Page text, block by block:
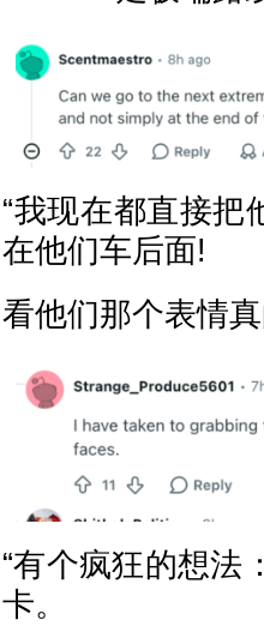
“我现在都直接把
在他们车后面!
看他们那个表情
“有个疯狂的想法
卡。